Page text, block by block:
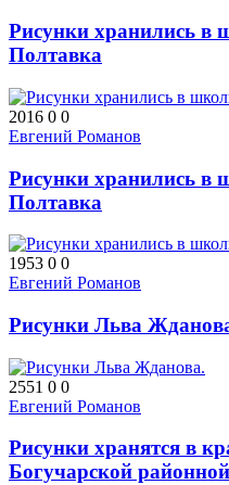
Рисунки хранились в
Полтавка
2016 0 0
Евгений Романов
Рисунки хранились в
Полтавка
1953 0 0
Евгений Романов
Рисунки Льва
2551 0 0
Евгений Романов
Рисунки хранятся в
Богучарской